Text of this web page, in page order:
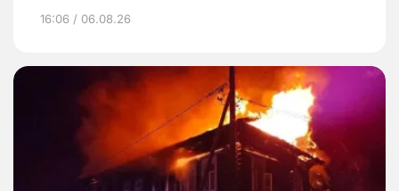
16:06 / 06.08.26